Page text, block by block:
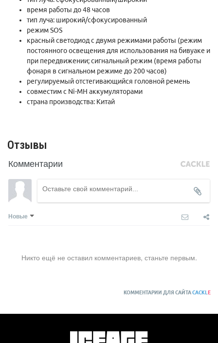
время работы до 48 часов
тип луча: широкий/сфокусированный
режим SOS
красный светодиод с двумя режимами работы (режим
постоянного освещения для использования на бивуаке и
при передвижении; сигнальный режим (время работы
фонаря в сигнальном режиме до 200 часов)
регулируемый отстегивающийся головной ремень
совместим с Ni-MH аккумуляторами
страна производства: Китай
Отзывы
Комментарии
Новые
Никто ещё не оставил комментариев, станьте первым.
КОММЕНТАРИИ ДЛЯ САЙТАCACKLE